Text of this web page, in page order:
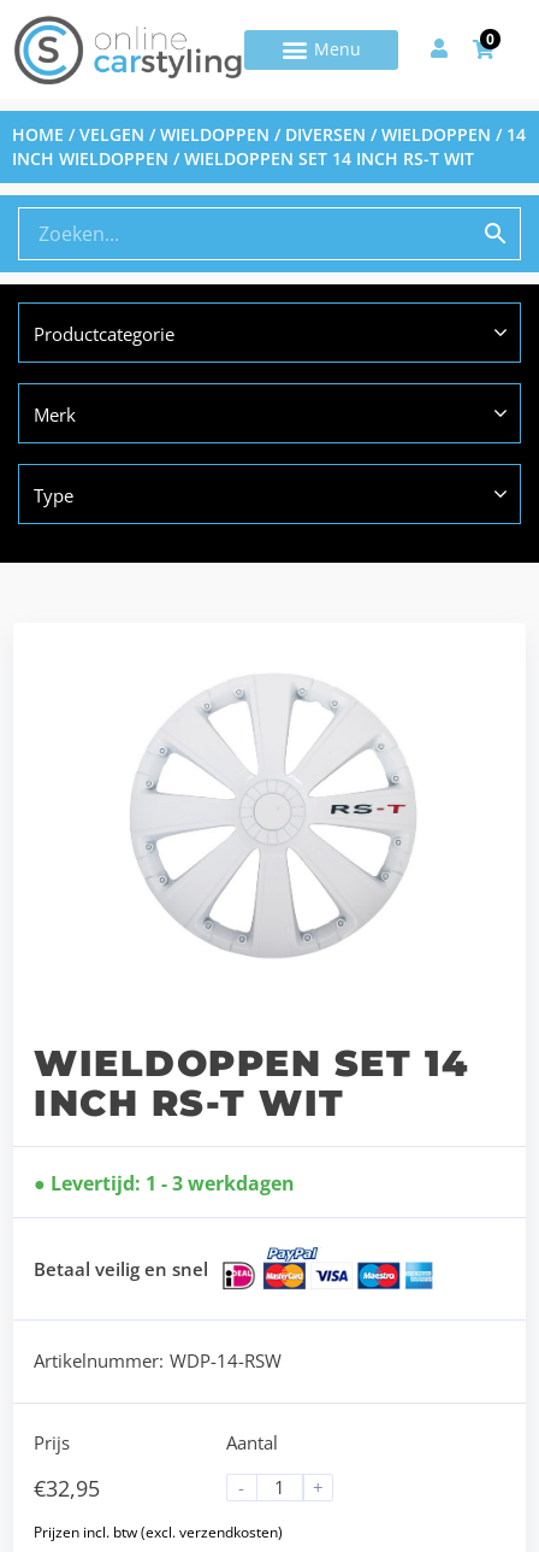
0
HOME /VELGEN / WIELDOPPEN / DIVERSEN /WIELDOPPEN / 14
INCH WIELDOPPEN / WIELDOPPEN SET 14 INCH RS-T WIT
Productcategorie
Merk
Type
WIELDOPPEN SET 14
INCH RS-T WIT
Levertijd: 1 - 3 werkdagen
Betaal veilig en snel
Artikelnummer: WDP-14-RSW
Prijs
€32,95
Aantal
-
+